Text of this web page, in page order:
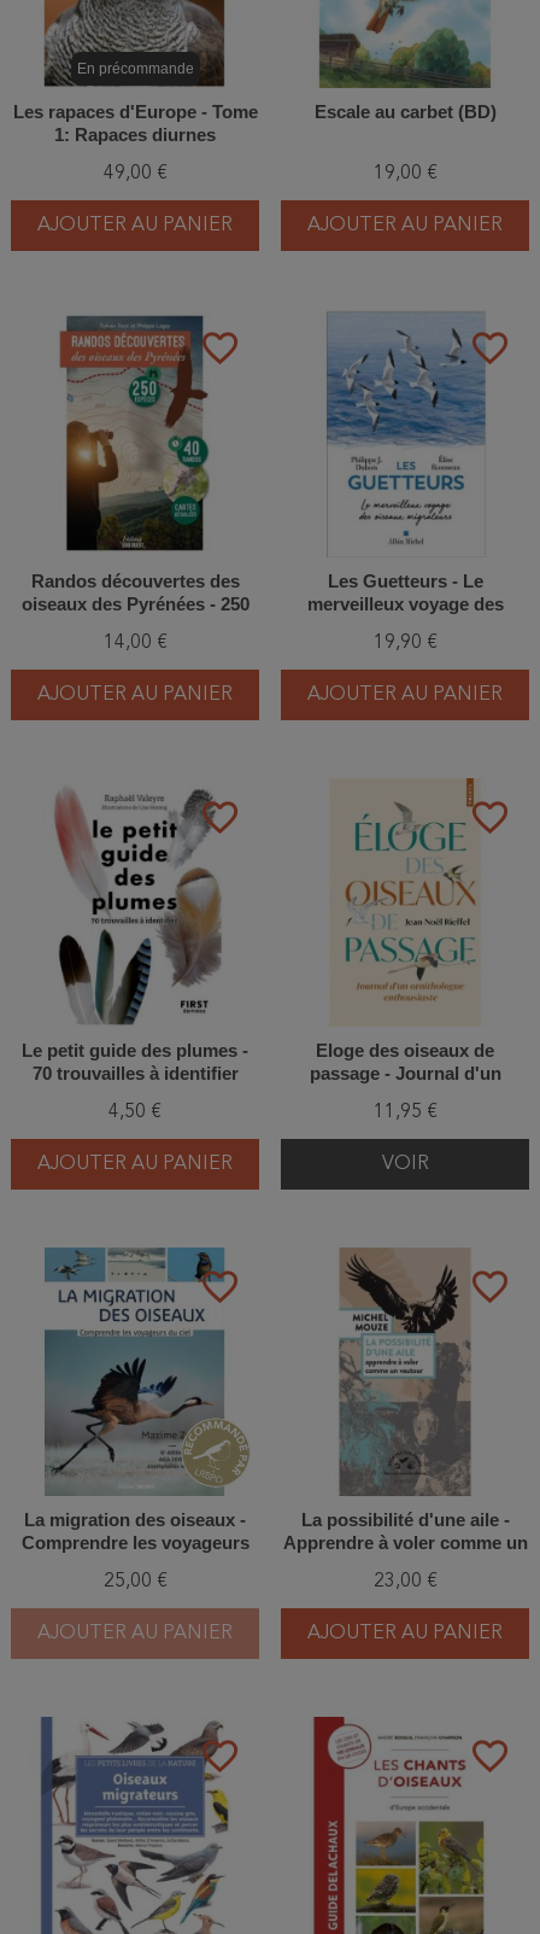
En précommande
Les rapaces d'Europe - Tome
1: Rapaces diurnes
49,00 €
AJOUTER AU PANIER
Escale au carbet (BD)
19,00 €
AJOUTER AU PANIER
favorite_border
Randos découvertes des
oiseaux des Pyrénées - 250
détaillées
14,00 €
AJOUTER AU PANIER
favorite_border
Les Guetteurs - Le
merveilleux voyage des
19,90 €
AJOUTER AU PANIER
favorite_border
Le petit guide des plumes -
70 trouvailles à identifier
4,50 €
AJOUTER AU PANIER
favorite_border
Eloge des oiseaux de
passage - Journal d'un
11,95 €
VOIR
favorite_border
La migration des oiseaux -
Comprendre les voyageurs
25,00 €
AJOUTER AU PANIER
favorite_border
La possibilité d'une aile -
Apprendre à voler comme un
23,00 €
AJOUTER AU PANIER
favorite_border favorite_border